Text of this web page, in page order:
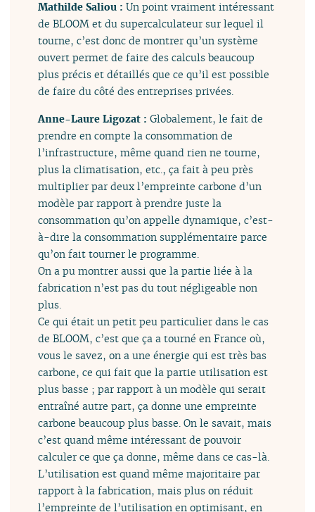
Mathilde Saliou :Un point vraiment intéressant
de BLOOM et du supercalculateur sur lequel il
tourne, c’est donc de montrer qu’un système
ouvert permet de faire des calculs beaucoup
plus précis et détaillés que ce qu’il est possible
de faire du côté des entreprises privées.
Anne-Laure Ligozat :Globalement, le fait de
prendre en compte la consommation de
l’infrastructure, même quand rien ne tourne,
plus la climatisation, etc., ça fait à peu près
multiplier par deux l’empreinte carbone d’un
modèle par rapport à prendre juste la
consommation qu’on appelle dynamique, c’est-
à-dire la consommation supplémentaire parce
qu’on fait tourner le programme.
On a pu montrer aussi que la partie liée à la
fabrication n’est pas du tout négligeable non
plus.
Ce qui était un petit peu particulier dans le cas
de BLOOM, c’est que ça a tourné en France où,
vous le savez, on a une énergie qui est très bas
carbone, ce qui fait que la partie utilisation est
plus basse ; par rapport à un modèle qui serait
entraîné autre part, ça donne une empreinte
carbone beaucoup plus basse. On le savait, mais
c’est quand même intéressant de pouvoir
calculer ce que ça donne, même dans ce cas-là.
L’utilisation est quand même majoritaire par
rapport à la fabrication, mais plus on réduit
l’empreinte de l’utilisation en optimisant, en